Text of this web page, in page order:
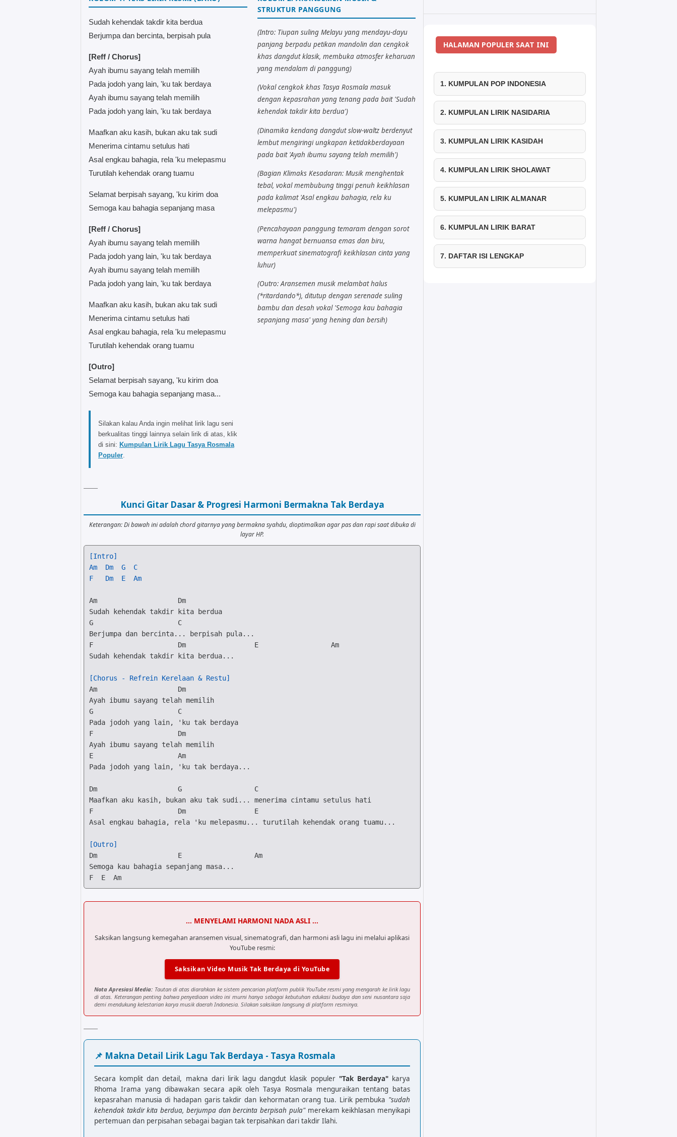
Sudah kehendak takdir kita berdua
Berjumpa dan bercinta, berpisah pula
[Reff / Chorus]
Ayah ibumu sayang telah memilih
Pada jodoh yang lain, 'ku tak berdaya
Ayah ibumu sayang telah memilih
Pada jodoh yang lain, 'ku tak berdaya
Maafkan aku kasih, bukan aku tak sudi
Menerima cintamu setulus hati
Asal engkau bahagia, rela 'ku melepasmu
Turutilah kehendak orang tuamu
Selamat berpisah sayang, 'ku kirim doa
Semoga kau bahagia sepanjang masa
[Reff / Chorus]
Ayah ibumu sayang telah memilih
Pada jodoh yang lain, 'ku tak berdaya
Ayah ibumu sayang telah memilih
Pada jodoh yang lain, 'ku tak berdaya
Maafkan aku kasih, bukan aku tak sudi
Menerima cintamu setulus hati
Asal engkau bahagia, rela 'ku melepasmu
Turutilah kehendak orang tuamu
[Outro]
Selamat berpisah sayang, 'ku kirim doa
Semoga kau bahagia sepanjang masa...
Silakan kalau Anda ingin melihat lirik lagu seni
berkualitas tinggi lainnya selain lirik di atas, klik
di sini: Kumpulan Lirik Lagu Tasya Rosmala
Populer
STRUKTUR PANGGUNG
(Intro: Tiupan suling Melayu yang mendayu-dayu
panjang berpadu petikan mandolin dan cengkok
khas dangdut klasik, membuka atmosfer keharuan
yang mendalam di panggung)
(Vokal cengkok khas Tasya Rosmala masuk
dengan kepasrahan yang tenang pada bait 'Sudah
kehendak takdir kita berdua')
(Dinamika kendang dangdut slow-waltz berdenyut
lembut mengiringi ungkapan ketidakberdayaan
pada bait 'Ayah ibumu sayang telah memilih')
(Bagian Klimaks Kesadaran: Musik menghentak
tebal, vokal membubung tinggi penuh keikhlasan
pada kalimat 'Asal engkau bahagia, rela ku
melepasmu')
(Pencahayaan panggung temaram dengan sorot
warna hangat bernuansa emas dan biru,
memperkuat sinematografi keikhlasan cinta yang
luhur)
(Outro: Aransemen musik melambat halus
(*ritardando*), ditutup dengan serenade suling
bambu dan desah vokal 'Semoga kau bahagia
sepanjang masa' yang hening dan bersih)
Kunci Gitar Dasar & Progresi Harmoni Bermakna Tak Berdaya
Keterangan: Di bawah ini adalah chord gitarnya yang bermakna syahdu, dioptimalkan agar pas dan rapi saat dibuka di
layar HP.
[Intro]
Am
Dm G
C
F
Dm E Am
Am
Dm
G
C
F
Dm E
Am
Sudah kehendak takdir kita berdua...
[Chorus - Refrein Kerelaan & Restu]
Am
Dm
G
C
F
Dm
E
Am
Pada jodoh yang lain, 'ku tak berdaya...
Dm G
C
F
Dm
E
Asal engkau bahagia, rela 'ku melepasmu... turutilah kehendak orang tuamu...
[Outro]
Dm
E
Am
F
E Am
... MENYELAMI HARMONI NADA ASLI ...
Saksikan langsung kemegahan aransemen visual, sinematografi, dan harmoni asli lagu ini melalui aplikasi
YouTube resmi:
Saksikan Video Musik Tak Berdaya di YouTube
Nota Apresiasi Media: Tautan di atas diarahkan ke sistem pencarian platform publik YouTube resmi yang mengarah ke lirik lagu
di atas. Keterangan penting bahwa penyediaan video ini murni hanya sebagai kebutuhan edukasi budaya dan seni nusantara saja
demi mendukung kelestarian karya musik daerah Indonesia. Silakan saksikan langsung di platform resminya.
📌 Makna Detail Lirik Lagu Tak Berdaya - Tasya Rosmala
Secara komplit dan detail, makna dari lirik lagu dangdut klasik populer "Tak Berdaya"karya
Rhoma Irama yang dibawakan secara apik oleh Tasya Rosmala menguraikan tentang batas
kepasrahan manusia di hadapan garis takdir dan kehormatan orang tua. Lirik pembuka "sudah
kehendak takdir kita berdua, berjumpa dan bercinta berpisah pula"merekam keikhlasan menyikapi
pertemuan dan perpisahan sebagai bagian tak terpisahkan dari takdir Ilahi.
HALAMAN POPULER SAAT INI
1. KUMPULAN POP INDONESIA
2. KUMPULAN LIRIK NASIDARIA
3. KUMPULAN LIRIK KASIDAH
4. KUMPULAN LIRIK SHOLAWAT
5. KUMPULAN LIRIK ALMANAR
6. KUMPULAN LIRIK BARAT
7. DAFTAR ISI LENGKAP